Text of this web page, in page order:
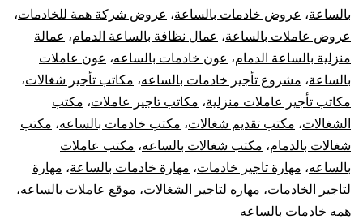
بالساعة، عروض خادمات بالساعة، عروض شركة همة للخادمات،
عروض عاملات بالساعة، عمال نظافة بالساعة الدمام، عمالة
منزلية بالساعة الدمام، عون خادمات بالساعه، عون عاملات
بالساعة، مشروع تأجير خادمات بالساعه، مكاتب تأجير شغالات،
مكاتب تأجير عاملات منزلية، مكاتب تاجير عاملات، مكتب
الشغالات، مكتب تقديم شغالات، مكتب خادمات بالساعه، مكتب
شغالات بالدمام، مكتب شغالات بالساعه، مكتب عاملات
بالساعه، مهارة تاجير خادمات، مهارة خادمات بالساعة، مهارة
لتاجير الخادمات، مهاره لتاجير الشغالات، موقع عاملات بالساعه،
همه خادمات بالساعه